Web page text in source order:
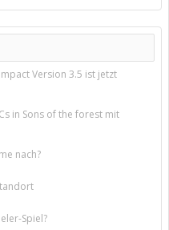
Version 3.5 ist jetzt
in Sons of the forest mit
nach?
Spiel?